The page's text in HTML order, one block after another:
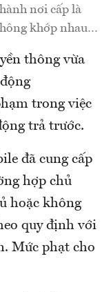
nơi cấp là
khớp nhau…
thông vừa
trong việc
trả trước.
đã cung cấp
hợp chủ
hoặc không
quy định với
Mức phạt cho